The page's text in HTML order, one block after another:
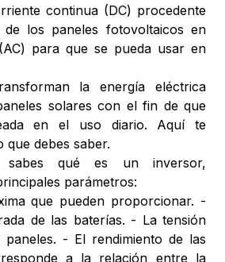
continua (DC) procedente
los paneles fotovoltaicos en
para que se pueda usar en
la energía eléctrica
solares con el fin de que
en el uso diario. Aquí te
que debes saber.
qué es un inversor,
parámetros:
que pueden proporcionar. -
de las baterías. - La tensión
- El rendimiento de las
a la relación entre la